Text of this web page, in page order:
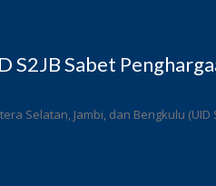
S2JB Sabet
Selatan, Jambi, dan Bengkulu